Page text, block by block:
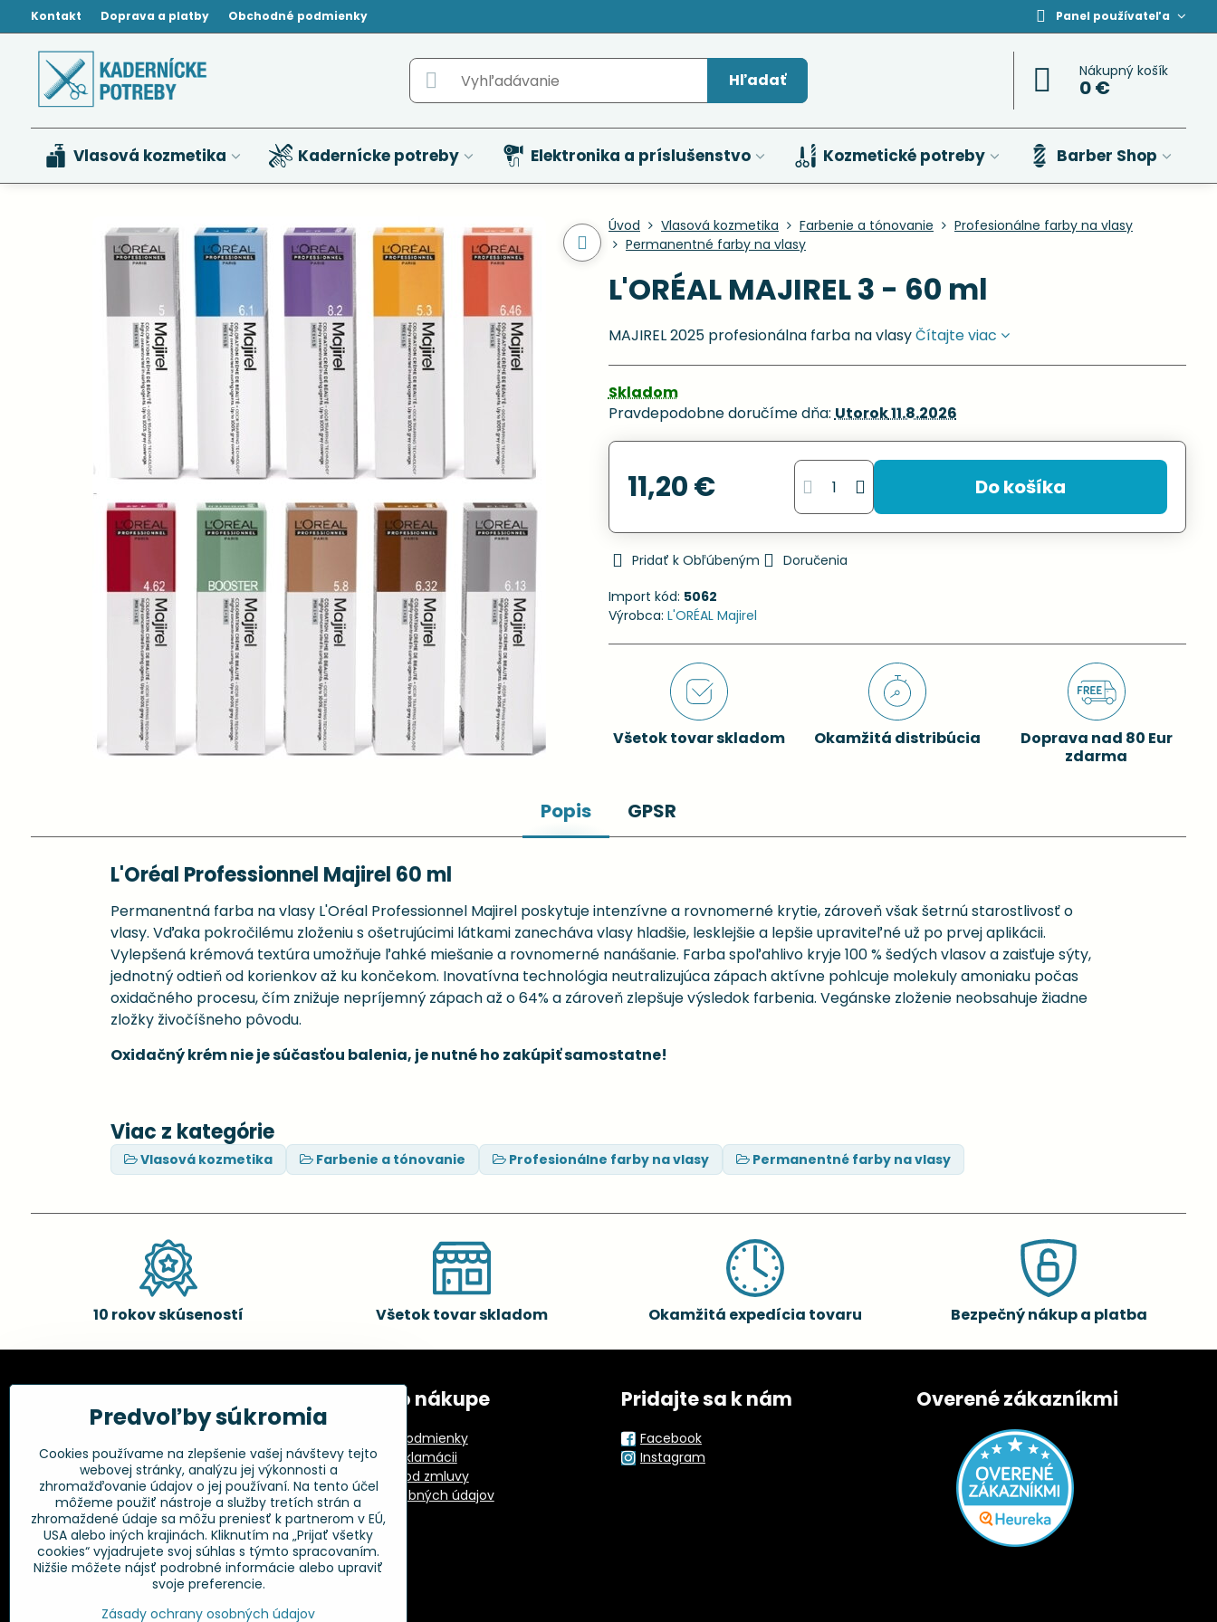
Kontakt Doprava a platby Obchodné podmienky Panel používateľa
Hľadať Nákupný košík
0 €
Vlasová kozmetika Kadernícke potreby Elektronika a príslušenstvo Kozmetické potreby Barber Shop
Úvod Vlasová kozmetika Farbenie a tónovanie
Profesionálne farby na vlasy
Permanentné farby na vlasy
L'ORÉAL MAJIREL 3 - 60 ml
MAJIREL 2025 profesionálna farba na vlasyČítajte viac
Skladom
Pravdepodobne doručíme dňa:Utorok11.8.2026
11,20 € Do košíka
Pridať k Obľúbeným
Doručenia
Import kód: 5062
Výrobca: L'ORÉAL Majirel
Všetok tovar skladom Okamžitá distribúcia
Doprava nad 80 Eur
zdarma
Popis GPSR
L'Oréal Professionnel Majirel 60 ml
Permanentná farba na vlasy L'Oréal Professionnel Majirel poskytuje intenzívne a rovnomerné krytie, zároveň však šetrnú starostlivosť o
vlasy. Vďaka pokročilému zloženiu s ošetrujúcimi látkami zanecháva vlasy hladšie, lesklejšie a lepšie upraviteľné už po prvej aplikácii.
Vylepšená krémová textúra umožňuje ľahké miešanie a rovnomerné nanášanie. Farba spoľahlivo kryje 100 % šedých vlasov a zaisťuje sýty,
jednotný odtieň od korienkov až ku končekom. Inovatívna technológia neutralizujúca zápach aktívne pohlcuje molekuly amoniaku počas
oxidačného procesu, čím znižuje nepríjemný zápach až o 64% a zároveň zlepšuje výsledok farbenia. Vegánske zloženie neobsahuje žiadne
zložky živočíšneho pôvodu.
Oxidačný krém nie je súčasťou balenia, je nutné ho zakúpiť samostatne!
Viac z kategórie
Vlasová kozmetika Farbenie a tónovanie Profesionálne farby na vlasy Permanentné farby na vlasy
10 rokov skúseností Všetok tovar skladom Okamžitá expedícia tovaru Bezpečný nákup a platba
Kadernícke potreby, s.r.o.
Fakturačné údaje:
Kadernícke potreby, s.r.o.
Klincová 37
821 08 Bratislava
+421 948 014 333
info​@kadernickepotreby​.sk
Objednávky
Všetko o nákupe
Obchodné podmienky
Postup pri reklamácii
Odstúpenie od zmluvy
Ochrana osobných údajov
GPSR
Pridajte sa k nám
Facebook
Instagram
Overené zákazníkmi
Predvoľby súkromia
Cookies používame na zlepšenie vašej návštevy tejto
webovej stránky, analýzu jej výkonnosti a
zhromažďovanie údajov o jej používaní. Na tento účel
môžeme použiť nástroje a služby tretích strán a
zhromaždené údaje sa môžu preniesť k partnerom v EÚ,
USA alebo iných krajinách. Kliknutím na „Prijať všetky
cookies“ vyjadrujete svoj súhlas s týmto spracovaním.
Nižšie môžete nájsť podrobné informácie alebo upraviť
svoje preferencie.
Zásady ochrany osobných údajov